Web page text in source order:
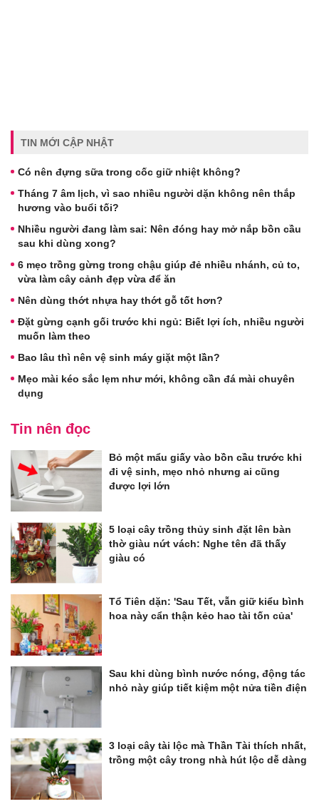
TIN MỚI CẬP NHẬT
Có nên đựng sữa trong cốc giữ nhiệt không?
Tháng 7 âm lịch, vì sao nhiều người dặn không nên thắp
hương vào buổi tối?
Nhiều người đang làm sai: Nên đóng hay mở nắp bồn cầu
sau khi dùng xong?
6 mẹo trồng gừng trong chậu giúp đẻ nhiều nhánh, củ to,
vừa làm cây cảnh đẹp vừa để ăn
Nên dùng thớt nhựa hay thớt gỗ tốt hơn?
Đặt gừng cạnh gối trước khi ngủ: Biết lợi ích, nhiều người
muốn làm theo
Bao lâu thì nên vệ sinh máy giặt một lần?
Mẹo mài kéo sắc lẹm như mới, không cần đá mài chuyên
dụng
Tin nên đọc
Bỏ một mẩu giấy vào bồn cầu trước khi
đi vệ sinh, mẹo nhỏ nhưng ai cũng
được lợi lớn
5 loại cây trồng thủy sinh đặt lên bàn
thờ giàu nứt vách: Nghe tên đã thấy
giàu có
Tổ Tiên dặn: 'Sau Tết, vẫn giữ kiểu bình
hoa này cẩn thận kẻo hao tài tốn của'
Sau khi dùng bình nước nóng, động tác
nhỏ này giúp tiết kiệm một nửa tiền điện
3 loại cây tài lộc mà Thần Tài thích nhất,
trồng một cây trong nhà hút lộc dễ dàng